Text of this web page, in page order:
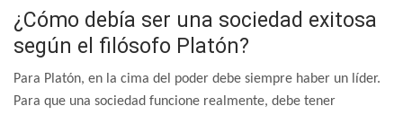
¿Cómo debía ser una sociedad exitosa
según el filósofo Platón?
Para Platón, en la cima del poder debe siempre haber un líder.
Para que una sociedad funcione realmente, debe tener